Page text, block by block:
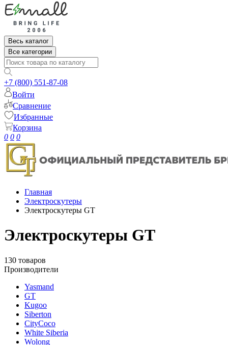
Весь каталог
Все категории
+7 (800) 551-87-08
Войти
Сравнение
Избранные
Корзина
0 0 0
Главная
Электроскутеры
Электроскутеры GT
Электроскутеры GT
130 товаров
Производители
Yasmand
GT
Kugoo
Siberton
CityCoco
White Siberia
Wolong